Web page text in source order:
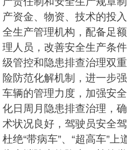
产资金、物资、技术的投
全生产管理机构，配备足
理人员，改善安全生产条
级管控和隐患排查治理双
险防范化解机制，进一步
车辆的管理力度，加强安
化日周月隐患排查治理，
术状况良好，驾驶员安全
杜绝“带病车”、“超高车”